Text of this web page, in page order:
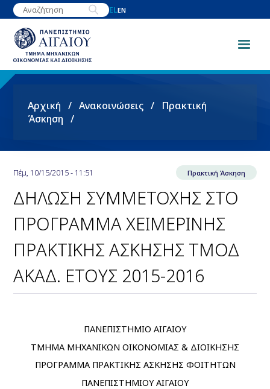
Παράκαμψη
προς
κυρίως
περιεχόμενο
ELEN
Breadcrumb
Αρχική Ανακοινώσεις
Πρακτική
Άσκηση
Πέμ, 10/15/2015 - 11:51 Πρακτική Άσκηση
ΔΗΛΩΣΗ ΣΥΜΜΕΤΟΧΗΣ ΣΤΟ
ΠΡΟΓΡΑΜΜΑ ΧΕΙΜΕΡΙΝΗΣ
ΠΡΑΚΤΙΚΗΣ ΑΣΚΗΣΗΣ ΤΜΟΔ
ΑΚΑΔ. ΕΤΟΥΣ 2015-2016
ΠΑΝΕΠΙΣΤΗΜΙΟ ΑΙΓΑΙΟΥ
ΤΜΗΜΑ ΜΗΧΑΝΙΚΩΝ ΟΙΚΟΝΟΜΙΑΣ & ΔΙΟΙΚΗΣΗΣ
ΠΡΟΓΡΑΜΜΑ ΠΡΑΚΤΙΚΗΣ ΑΣΚΗΣΗΣ ΦΟΙΤΗΤΩΝ
ΠΑΝΕΠΙΣΤΗΜΙΟΥ ΑΙΓΑΙΟΥ